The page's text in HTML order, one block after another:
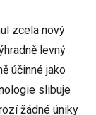
zcela nový
levný
účinné jako
slibuje
žádné úniky